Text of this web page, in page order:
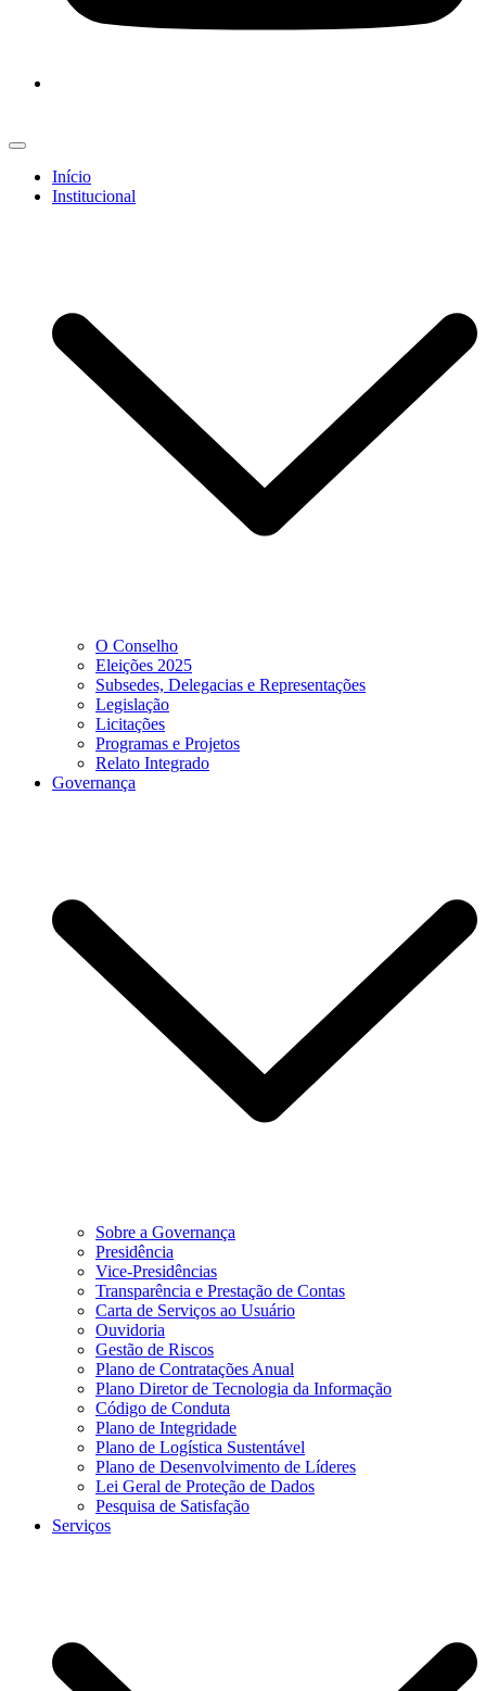
Início
Institucional
O Conselho
Eleições 2025
Subsedes, Delegacias e Representações
Legislação
Licitações
Programas e Projetos
Relato Integrado
Governança
Sobre a Governança
Presidência
Vice-Presidências
Transparência e Prestação de Contas
Carta de Serviços ao Usuário
Ouvidoria
Gestão de Riscos
Plano de Contratações Anual
Plano Diretor de Tecnologia da Informação
Código de Conduta
Plano de Integridade
Plano de Logística Sustentável
Plano de Desenvolvimento de Líderes
Lei Geral de Proteção de Dados
Pesquisa de Satisfação
Serviços